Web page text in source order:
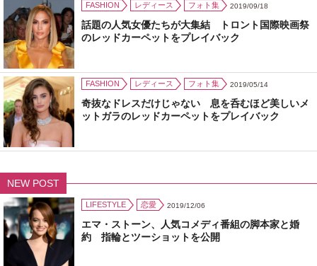
FASHION レディース フォト集 2019/09/18
話題の人気女優たちが大集結 トロント国際映画祭
のレッドカーペットをプレイバック
FASHION レディース フォト集 2019/05/14
奇抜なドレスだけじゃない 息を呑むほど美しいメ
ットガラのレッドカーペットをプレイバック
NEW POST
LIFESTYLE 恋愛 2019/12/06
エマ・ストーン、人気コメディ番組の脚本家と婚
約 指輪とツーショットを公開